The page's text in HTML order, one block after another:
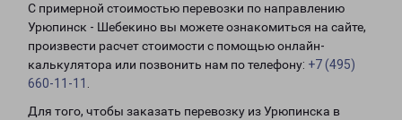
С примерной стоимостью перевозки по направлению
Урюпинск - Шебекино вы можете ознакомиться на сайте,
произвести расчет стоимости с помощью онлайн-
калькулятора или позвонить нам по телефону: +7 (495)
660-11-11
Для того, чтобы заказать перевозку из Урюпинска в